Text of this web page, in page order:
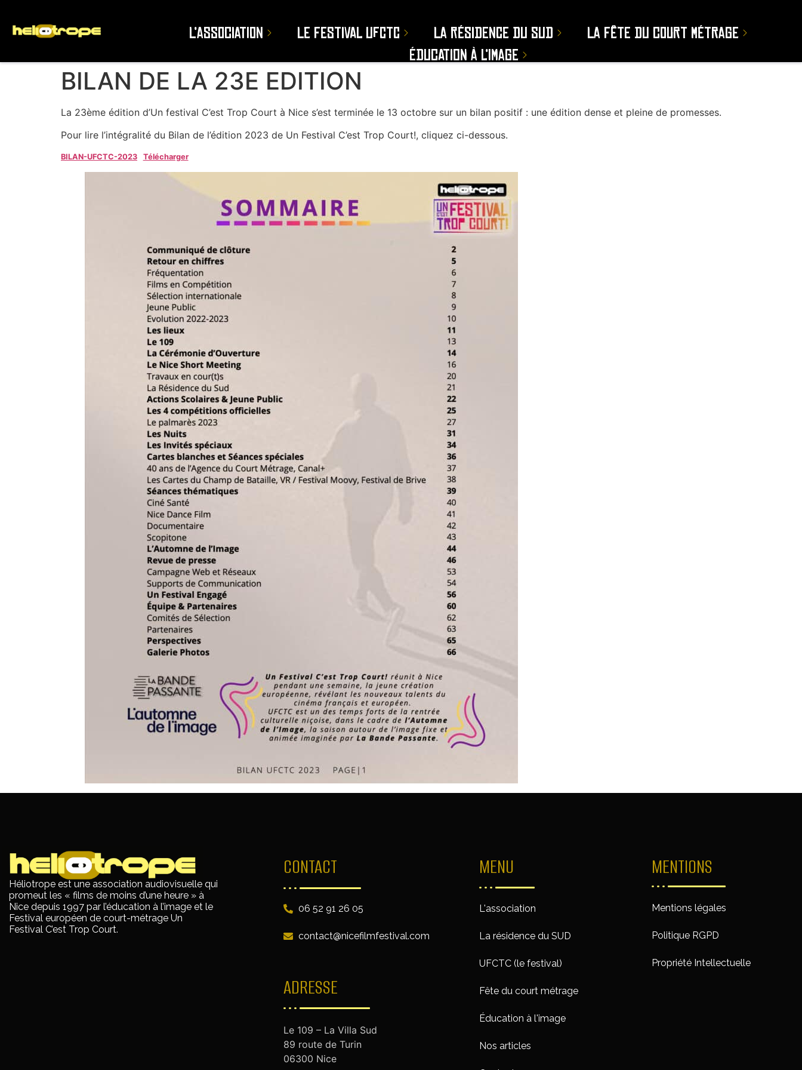
L’association Le Festival UFCTC La résidence du sud
La Fête du court métrage
Éducation à l’image
BILAN DE LA 23E EDITION
La 23ème édition d’Un festival C’est Trop Court à Nice s’est terminée le 13 octobre sur un bilan positif : une édition dense et pleine de promesses.
Pour lire l’intégralité du Bilan de l’édition 2023 de Un Festival C’est Trop Court!, cliquez ci-dessous.
BILAN-UFCTC-2023 Télécharger
Héliotrope est une association audiovisuelle qui
promeut les « films de moins d’une heure » à
Nice depuis 1997 par l’éducation à l’image et le
Festival européen de court-métrage Un
Festival C’est Trop Court.
CONTACT
06 52 91 26 05
contact@nicefilmfestival.com
ADRESSE
Le 109 – La Villa Sud
89 route de Turin
06300 Nice
MENU
L'association
La résidence du SUD
UFCTC (le festival)
Fête du court métrage
Éducation à l'image
Nos articles
MENTIONS
Mentions légales
Politique RGPD
Propriété Intellectuelle